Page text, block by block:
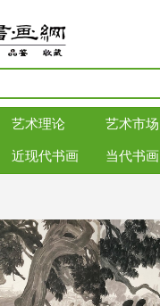
艺术理论 艺术市场
近现代书画 当代书画